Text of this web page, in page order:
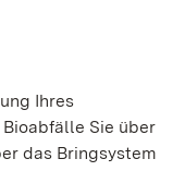
Ihres
Sie über
das Bringsystem